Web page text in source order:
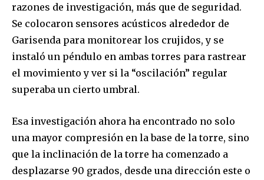
razones de investigación, más que de seguridad.
Se colocaron sensores acústicos alrededor de
Garisenda para monitorear los crujidos, y se
instaló un péndulo en ambas torres para rastrear
el movimiento y ver si la “oscilación” regular
superaba un cierto umbral.
Esa investigación ahora ha encontrado no solo
una mayor compresión en la base de la torre, sino
que la inclinación de la torre ha comenzado a
desplazarse 90 grados, desde una dirección este o